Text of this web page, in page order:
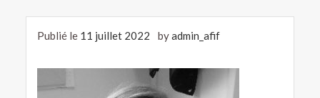
Publié le 11 juillet 2022 byadmin_afif